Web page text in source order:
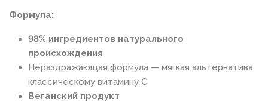
Формула:
98% ингредиентов натурального
происхождения
Нераздражающая формула — мягкая альтернатива
классическому витамину С
Веганский продукт